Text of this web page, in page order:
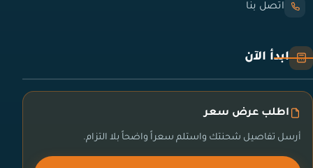
اتصل بنا
ابدأ الآن
اطلب عرض سعر
أرسل تفاصيل شحنتك واستلم سعراً واضحاً بلا التزام.